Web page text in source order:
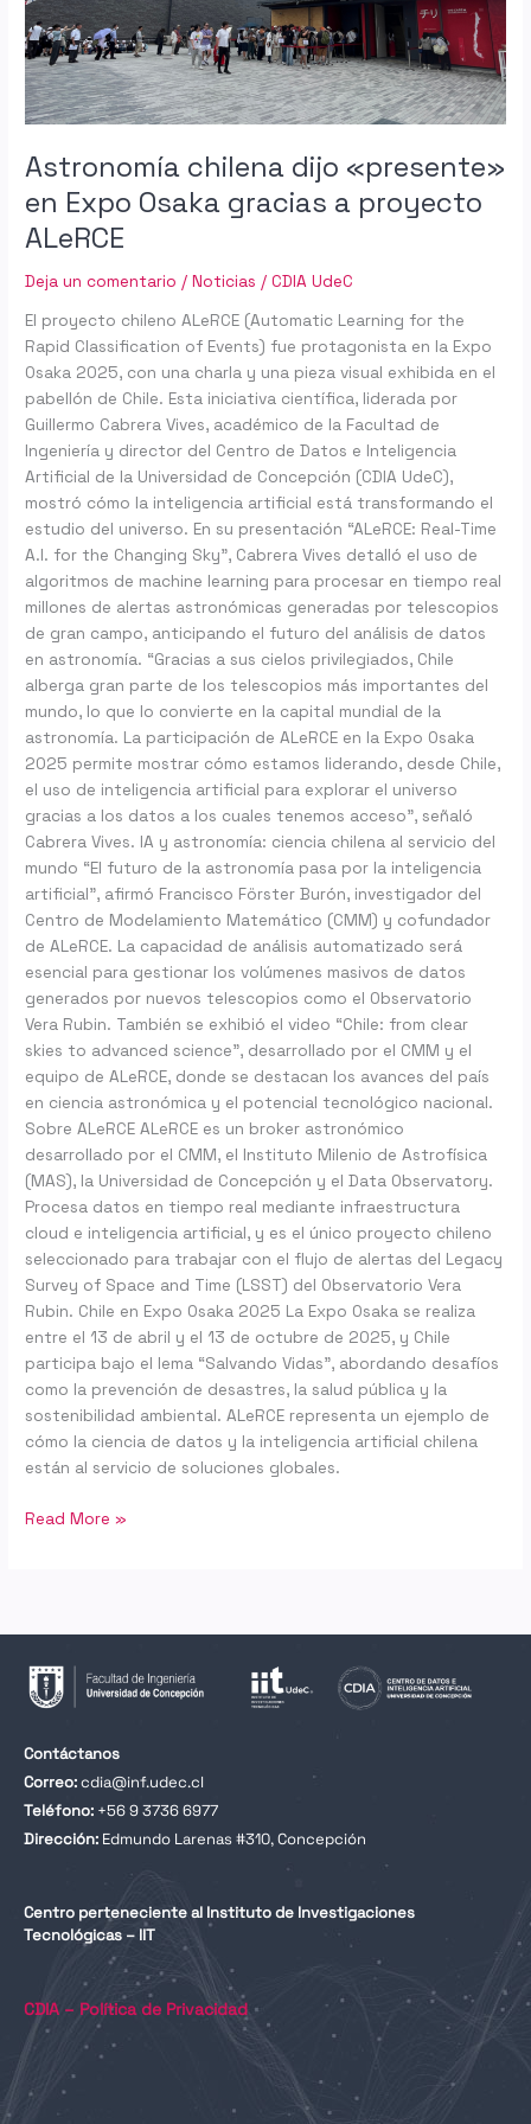
Astronomía chilena dijo «presente»
en Expo Osaka gracias a proyecto
ALeRCE
Deja un comentario /Noticias /CDIA UdeC
El proyecto chileno ALeRCE (Automatic Learning for the
Rapid Classification of Events) fue protagonista en la Expo
Osaka 2025, con una charla y una pieza visual exhibida en el
pabellón de Chile. Esta iniciativa científica, liderada por
Guillermo Cabrera Vives, académico de la Facultad de
Ingeniería y director del Centro de Datos e Inteligencia
Artificial de la Universidad de Concepción (CDIA UdeC),
mostró cómo la inteligencia artificial está transformando el
estudio del universo. En su presentación “ALeRCE: Real-Time
A.I. for the Changing Sky”, Cabrera Vives detalló el uso de
algoritmos de machine learning para procesar en tiempo real
millones de alertas astronómicas generadas por telescopios
de gran campo, anticipando el futuro del análisis de datos
en astronomía. “Gracias a sus cielos privilegiados, Chile
alberga gran parte de los telescopios más importantes del
mundo, lo que lo convierte en la capital mundial de la
astronomía. La participación de ALeRCE en la Expo Osaka
2025 permite mostrar cómo estamos liderando, desde Chile,
el uso de inteligencia artificial para explorar el universo
gracias a los datos a los cuales tenemos acceso”, señaló
Cabrera Vives. IA y astronomía: ciencia chilena al servicio del
mundo “El futuro de la astronomía pasa por la inteligencia
artificial”, afirmó Francisco Förster Burón, investigador del
Centro de Modelamiento Matemático (CMM) y cofundador
de ALeRCE. La capacidad de análisis automatizado será
esencial para gestionar los volúmenes masivos de datos
generados por nuevos telescopios como el Observatorio
Vera Rubin. También se exhibió el video “Chile: from clear
skies to advanced science”, desarrollado por el CMM y el
equipo de ALeRCE, donde se destacan los avances del país
en ciencia astronómica y el potencial tecnológico nacional.
Sobre ALeRCE ALeRCE es un broker astronómico
desarrollado por el CMM, el Instituto Milenio de Astrofísica
(MAS), la Universidad de Concepción y el Data Observatory.
Procesa datos en tiempo real mediante infraestructura
cloud e inteligencia artificial, y es el único proyecto chileno
seleccionado para trabajar con el flujo de alertas del Legacy
Survey of Space and Time (LSST) del Observatorio Vera
Rubin. Chile en Expo Osaka 2025 La Expo Osaka se realiza
entre el 13 de abril y el 13 de octubre de 2025, y Chile
participa bajo el lema “Salvando Vidas”, abordando desafíos
como la prevención de desastres, la salud pública y la
sostenibilidad ambiental. ALeRCE representa un ejemplo de
cómo la ciencia de datos y la inteligencia artificial chilena
están al servicio de soluciones globales.
Osaka
gracias
a
proyecto
ALeRCE
Read More »
Contáctanos
Correo:cdia@inf.udec.cl
Teléfono: +56 9 3736 6977
Dirección: Edmundo Larenas #310, Concepción
Centro perteneciente al Instituto de Investigaciones
Tecnológicas – IIT
CDIA – Política de Privacidad